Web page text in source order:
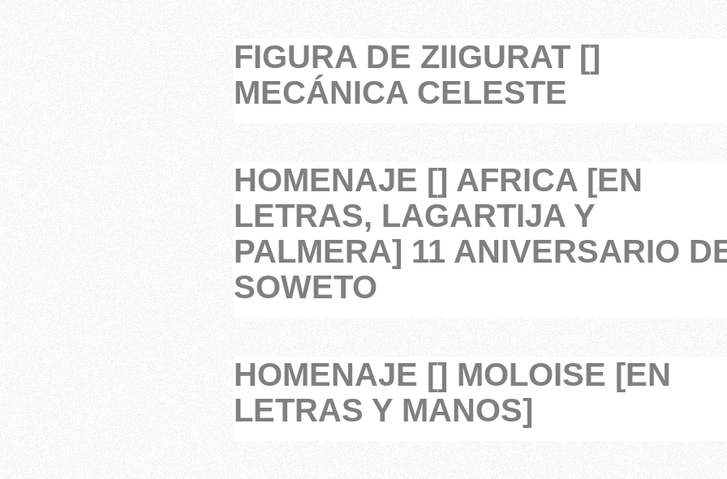
FIGURA DE ZIIGURAT []
MECÁNICA CELESTE
HOMENAJE [] AFRICA [EN
LETRAS, LAGARTIJA Y
PALMERA] 11 ANIVERSARIO
SOWETO
HOMENAJE [] MOLOISE [EN
LETRAS Y MANOS]